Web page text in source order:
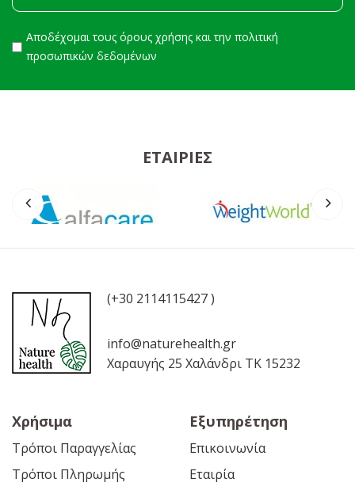
Αποδέχομαι τους όρους χρήσης και την πολιτική
προσωπικών δεδομένων
ΕΤΑΙΡΊΕΣ
(+30 2114115427 )
info@naturehealth.gr
Χαραυγής 25 Χαλάνδρι ΤΚ 15232
Χρήσιμα
Τρόποι Παραγγελίας
Τρόποι Πληρωμής
Εξυπηρέτηση
Επικοινωνία
Εταιρία